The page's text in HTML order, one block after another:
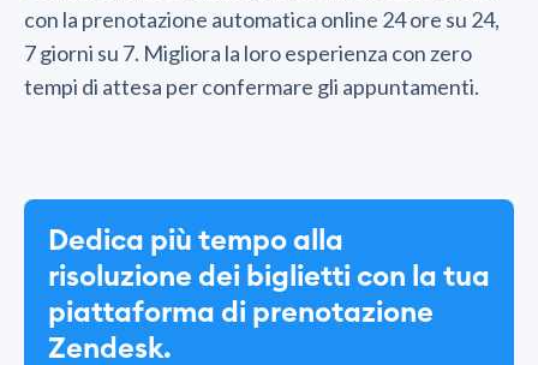
con la prenotazione automatica online 24 ore su 24,
7 giorni su 7. Migliora la loro esperienza con zero
tempi di attesa per confermare gli appuntamenti.
Dedica più tempo alla
risoluzione dei biglietti con la tua
piattaforma di prenotazione
Zendesk.